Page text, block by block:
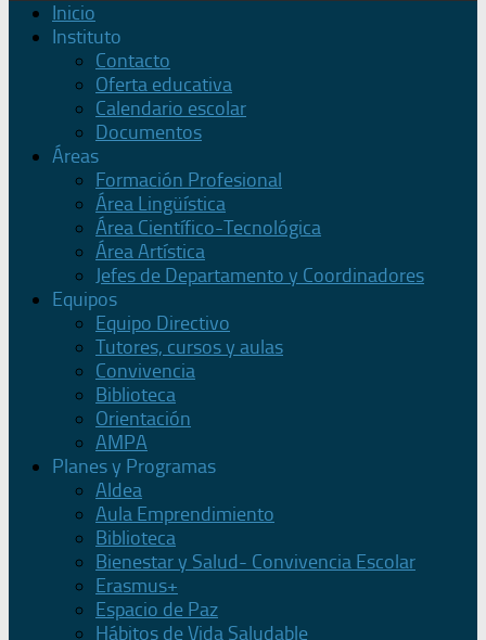
Inicio
Instituto
Contacto
Oferta educativa
Calendario escolar
Documentos
Áreas
Formación Profesional
Área Lingüística
Área Científico-Tecnológica
Área Artística
Jefes de Departamento y Coordinadores
Equipos
Equipo Directivo
Tutores, cursos y aulas
Convivencia
Biblioteca
Orientación
AMPA
Planes y Programas
Aldea
Aula Emprendimiento
Biblioteca
Bienestar y Salud- Convivencia Escolar
Erasmus+
Espacio de Paz
Hábitos de Vida Saludable